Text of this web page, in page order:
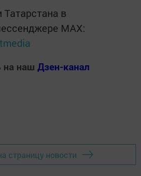
Татарстана в
MАХ:
на наш Дзен-канал
страницу новости